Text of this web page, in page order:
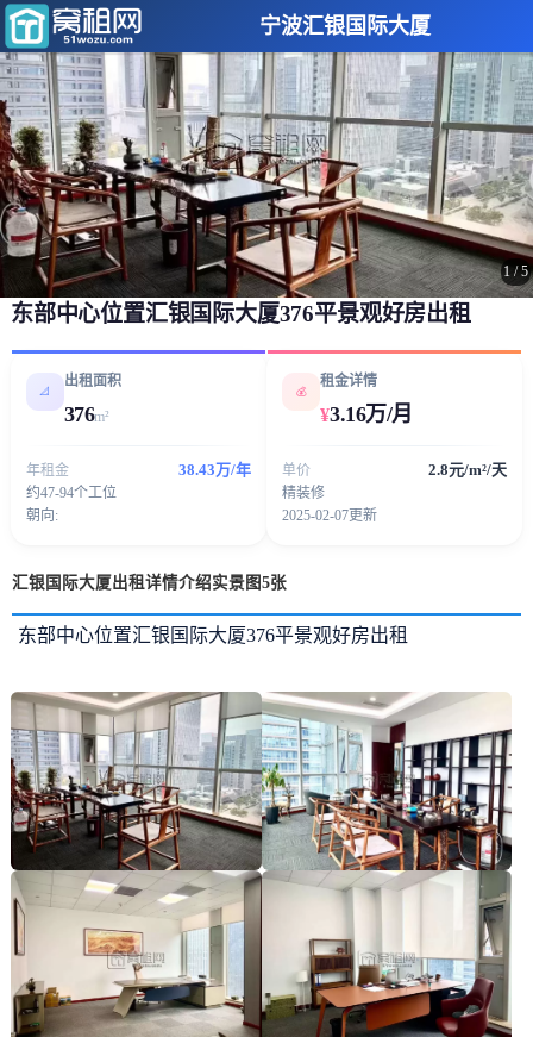
宁波汇银国际大厦
1 /5
东部中心位置汇银国际大厦376平景观好房出租
📐
出租面积
376m²
年租金 38.43万/年
约47-94个工位
朝向:
💰
租金详情
¥3.16万/月
单价 2.8元/m²/天
精装修
2025-02-07更新
汇银国际大厦出租详情介绍实景图5张
东部中心位置汇银国际大厦376平景观好房出租